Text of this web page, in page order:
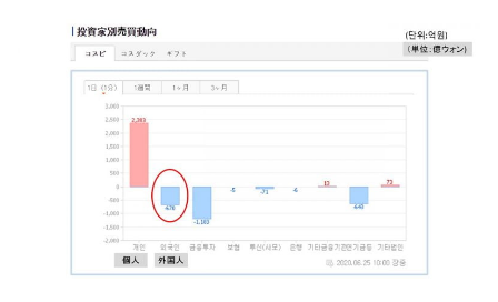
『Money1』
韓国･外為取引量「1日当たり1,214.4億ド
ル」まで拡大 ⇒ 海外資金の動きに強く左右される状態
『Money1』
韓国･帰ってきた李在明。李在明を支持しな
い「50.5％」に上昇
『Money1』
た ⇒ 国家が行った恐るべき株価操作であり、空前の国政壟
『Money1』